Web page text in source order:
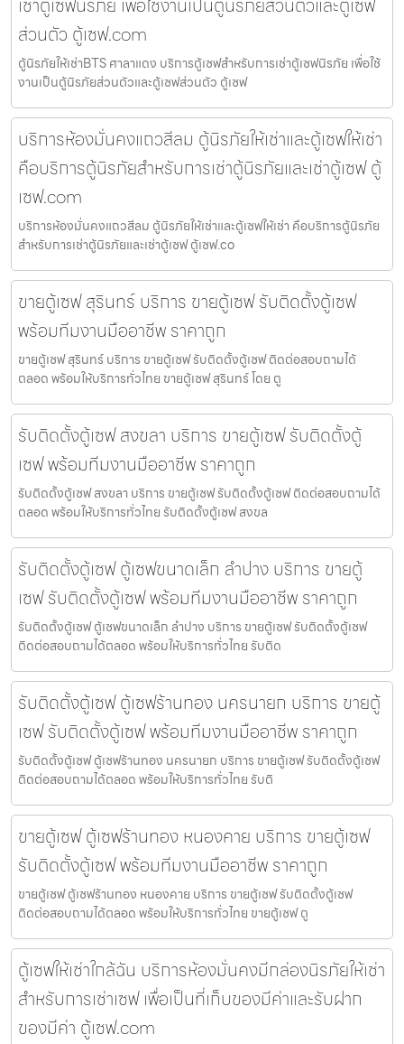
เช่าตู้เซฟนิรภัย เพื่อใช้งานเป็นตู้นิรภัยส่วนตัวและตู้เซฟ
ส่วนตัว ตู้เซฟ.com
ตู้นิรภัยให้เช่าBTS ศาลาแดง บริการตู้เซฟสำหรับการเช่าตู้เซฟนิรภัย เพื่อใช้
งานเป็นตู้นิรภัยส่วนตัวและตู้เซฟส่วนตัว ตู้เซฟ
บริการห้องมั่นคงแถวสีลม ตู้นิรภัยให้เช่าและตู้เซฟให้เช่า
คือบริการตู้นิรภัยสำหรับการเช่าตู้นิรภัยและเช่าตู้เซฟ ตู้
เซฟ.com
บริการห้องมั่นคงแถวสีลม ตู้นิรภัยให้เช่าและตู้เซฟให้เช่า คือบริการตู้นิรภัย
สำหรับการเช่าตู้นิรภัยและเช่าตู้เซฟ ตู้เซฟ.co
ขายตู้เซฟ สุรินทร์ บริการ ขายตู้เซฟ รับติดตั้งตู้เซฟ
พร้อมทีมงานมืออาชีพ ราคาถูก
ขายตู้เซฟ สุรินทร์ บริการ ขายตู้เซฟ รับติดตั้งตู้เซฟ ติดต่อสอบถามได้
ตลอด พร้อมให้บริการทั่วไทย ขายตู้เซฟ สุรินทร์ โดย ตู
รับติดตั้งตู้เซฟ สงขลา บริการ ขายตู้เซฟ รับติดตั้งตู้
เซฟ พร้อมทีมงานมืออาชีพ ราคาถูก
รับติดตั้งตู้เซฟ สงขลา บริการ ขายตู้เซฟ รับติดตั้งตู้เซฟ ติดต่อสอบถามได้
ตลอด พร้อมให้บริการทั่วไทย รับติดตั้งตู้เซฟ สงขล
รับติดตั้งตู้เซฟ ตู้เซฟขนาดเล็ก ลำปาง บริการ ขายตู้
เซฟ รับติดตั้งตู้เซฟ พร้อมทีมงานมืออาชีพ ราคาถูก
รับติดตั้งตู้เซฟ ตู้เซฟขนาดเล็ก ลำปาง บริการ ขายตู้เซฟ รับติดตั้งตู้เซฟ
ติดต่อสอบถามได้ตลอด พร้อมให้บริการทั่วไทย รับติด
รับติดตั้งตู้เซฟ ตู้เซฟร้านทอง นครนายก บริการ ขายตู้
เซฟ รับติดตั้งตู้เซฟ พร้อมทีมงานมืออาชีพ ราคาถูก
รับติดตั้งตู้เซฟ ตู้เซฟร้านทอง นครนายก บริการ ขายตู้เซฟ รับติดตั้งตู้เซฟ
ติดต่อสอบถามได้ตลอด พร้อมให้บริการทั่วไทย รับติ
ขายตู้เซฟ ตู้เซฟร้านทอง หนองคาย บริการ ขายตู้เซฟ
รับติดตั้งตู้เซฟ พร้อมทีมงานมืออาชีพ ราคาถูก
ขายตู้เซฟ ตู้เซฟร้านทอง หนองคาย บริการ ขายตู้เซฟ รับติดตั้งตู้เซฟ
ติดต่อสอบถามได้ตลอด พร้อมให้บริการทั่วไทย ขายตู้เซฟ ตู
ตู้เซฟให้เช่าใกล้ฉัน บริการห้องมั่นคงมีกล่องนิรภัยให้เช่า
สำหรับการเช่าเซฟ เพื่อเป็นที่เก็บของมีค่าและรับฝาก
ของมีค่า ตู้เซฟ.com